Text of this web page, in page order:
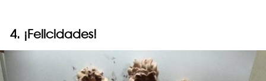
4. ¡Felicidades!